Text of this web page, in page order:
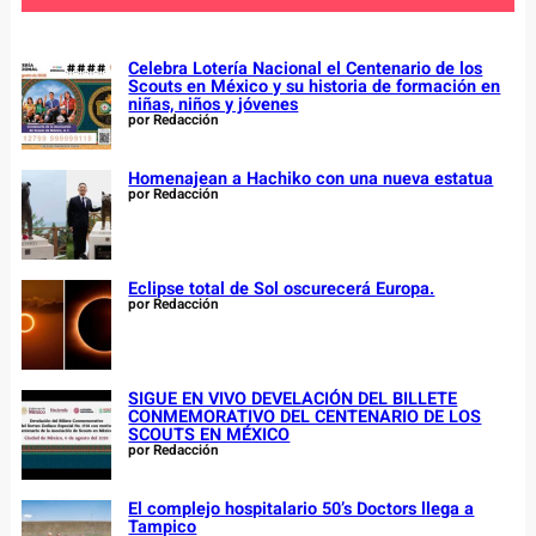
h
Celebra Lotería Nacional el Centenario de los
Scouts en México y su historia de formación en
niñas, niños y jóvenes
por Redacción
Homenajean a Hachiko con una nueva estatua
por Redacción
Eclipse total de Sol oscurecerá Europa.
por Redacción
SIGUE EN VIVO DEVELACIÓN DEL BILLETE
CONMEMORATIVO DEL CENTENARIO DE LOS
SCOUTS EN MÉXICO
por Redacción
El complejo hospitalario 50’s Doctors llega a
Tampico